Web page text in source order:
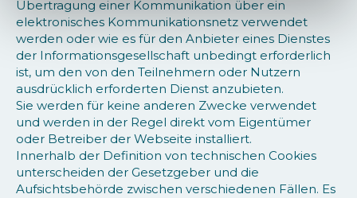
Übertragung einer Kommunikation über ein
elektronisches Kommunikationsnetz verwendet
werden oder wie es für den Anbieter eines Dienstes
der Informationsgesellschaft unbedingt erforderlich
ist, um den von den Teilnehmern oder Nutzern
ausdrücklich erforderten Dienst anzubieten.
Sie werden für keine anderen Zwecke verwendet
und werden in der Regel direkt vom Eigentümer
oder Betreiber der Webseite installiert.
Innerhalb der Definition von technischen Cookies
unterscheiden der Gesetzgeber und die
Aufsichtsbehörde zwischen verschiedenen Fällen. Es